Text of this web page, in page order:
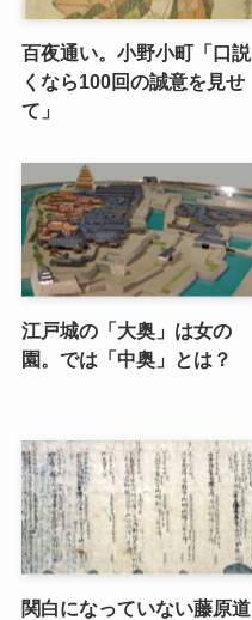
百夜通い。小野小町「口説
くなら100回の誠意を見せ
て」
江戸城の「大奥」は女の
園。では「中奥」とは？
関白になっていない藤原道